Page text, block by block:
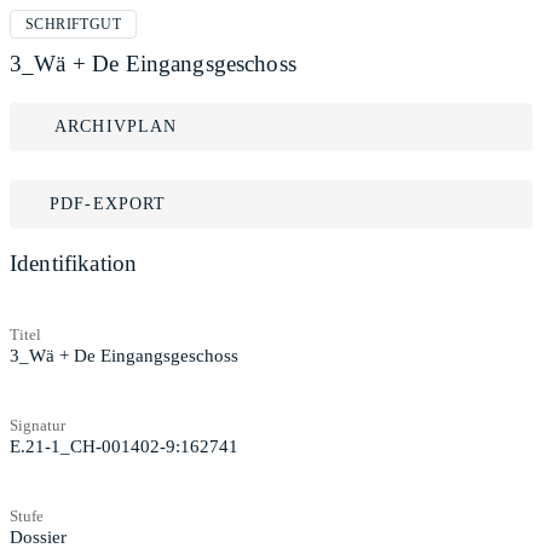
SCHRIFTGUT
3_Wä + De Eingangsgeschoss
ARCHIVPLAN
PDF-EXPORT
Identifikation
Titel
3_Wä + De Eingangsgeschoss
Signatur
E.21-1_CH-001402-9:162741
Stufe
Dossier